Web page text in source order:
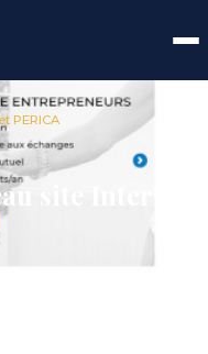
PERICA
site Internet